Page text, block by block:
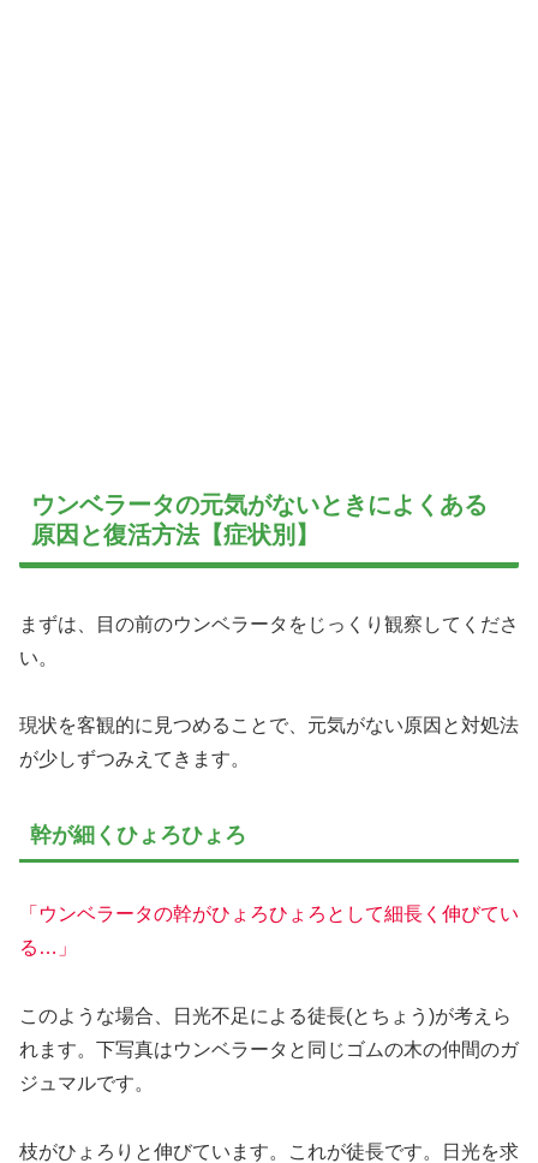
ウンベラータの元気がないときによくある
原因と復活方法【症状別】
まずは、目の前のウンベラータをじっくり観察してくださ
い。
現状を客観的に見つめることで、元気がない原因と対処法
が少しずつみえてきます。
幹が細くひょろひょろ
「ウンベラータの幹がひょろひょろとして細長く伸びてい
る…」
このような場合、日光不足による徒長(とちょう)が考えら
れます。下写真はウンベラータと同じゴムの木の仲間のガ
ジュマルです。
枝がひょろりと伸びています。これが徒長です。日光を求